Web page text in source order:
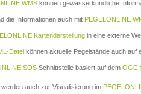
WMS können gewässerkundliche
die Informationen auch mit PEGELONLINE
Kartendarstellung in eine externe
Datei können aktuelle Pegelstände auch auf
SOS Schnittstelle basiert auf dem OGC
werden auch zur Visualisierung im